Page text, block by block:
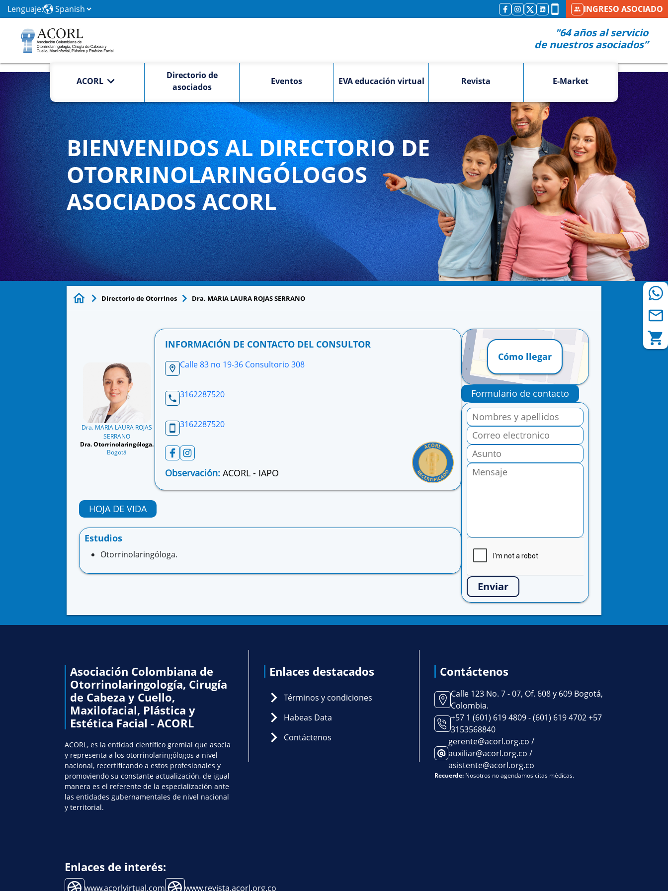
Lenguaje: INGRESO ASOCIADO
"64 años al servicio
de nuestros asociados”
ACORL
Directorio de
asociados
Eventos EVA educación virtual Revista E-Market
BIENVENIDOS AL DIRECTORIO DE
OTORRINOLARINGÓLOGOS
ASOCIADOS ACORL
Directorio de Otorrinos Dra. MARIA LAURA ROJAS SERRANO
Dra. MARIA LAURA ROJAS
SERRANO
Dra. Otorrinolaringóloga.
Bogotá
INFORMACIÓN DE CONTACTO DEL CONSULTOR
Calle 83 no 19-36 Consultorio 308
3162287520
3162287520
Observación: ACORL - IAPO
HOJA DE VIDA
Estudios
Otorrinolaringóloga.
Cómo llegar
Formulario de contacto
Enviar
Asociación Colombiana de
Otorrinolaringología, Cirugía
de Cabeza y Cuello,
Maxilofacial, Plástica y
Estética Facial - ACORL
ACORL, es la entidad científico gremial que asocia
y representa a los otorrinolaringólogos a nivel
nacional, recertificando a estos profesionales y
promoviendo su constante actualización, de igual
manera es el referente de la especialización ante
las entidades gubernamentales de nivel nacional
y territorial.
Enlaces destacados
Términos y condiciones
Habeas Data
Contáctenos
Contáctenos
Calle 123 No. 7 - 07, Of. 608 y 609 Bogotá,
Colombia.
+57 1 (601) 619 4809 - (601) 619 4702 +57
3153568840
gerente@acorl.org.co /
auxiliar@acorl.org.co /
asistente@acorl.org.co
Recuerde:Nosotros no agendamos citas médicas.
Enlaces de interés:
www.acorlvirtual.com www.revista.acorl.org.co